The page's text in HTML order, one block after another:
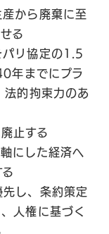
から廃棄に至
る
パリ協定の1.5
年までにプラ
法的拘束力のあ
止する
にした経済へ
し、条約策定
人権に基づく